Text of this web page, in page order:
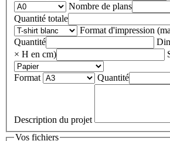
Nombre de plans
Quantité totale
Format d'impression
Quantité
× H en cm)
Format Quantité
Description du projet
Vos fichiers